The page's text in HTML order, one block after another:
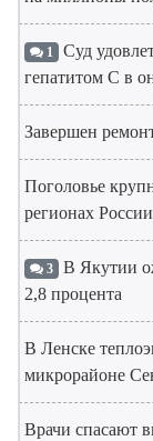
1 Суд
гепатитом С в
Завершен
Поголовье
регионах России
3 В Якутии
2,8 процента
В Ленске
микрорайоне
Врачи спасают